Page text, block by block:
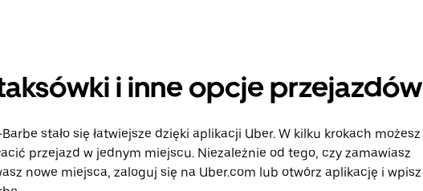
i inne opcje przejazdów
stało się łatwiejsze dzięki aplikacji Uber. W kilku krokach możesz
przejazd w jednym miejscu. Niezależnie od tego, czy zamawiasz
nowe miejsca, zaloguj się na Uber.com lub otwórz aplikację i wpisz